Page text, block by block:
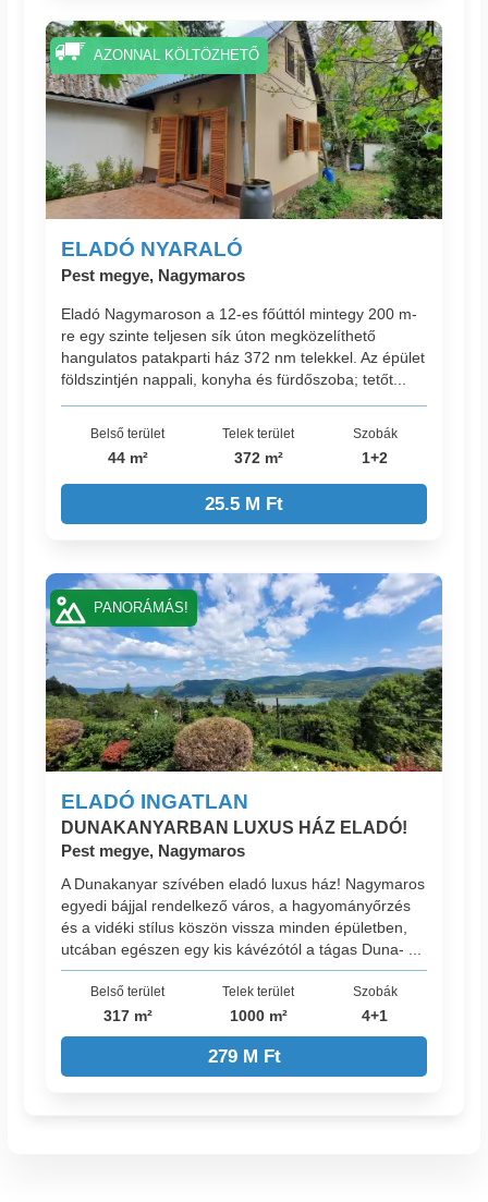
ELADÓ NYARALÓ
Pest megye, Nagymaros
Eladó Nagymaroson a 12-es főúttól mintegy 200 m-
re egy szinte teljesen sík úton megközelíthető
hangulatos patakparti ház 372 nm telekkel. Az épület
földszintjén nappali, konyha és fürdőszoba; tetőt...
Belső terület
44 m²
Telek terület
372 m²
Szobák
1+2
25.5 M Ft
AZONNAL KÖLTÖZHETŐ
ELADÓ INGATLAN
DUNAKANYARBAN LUXUS HÁZ ELADÓ!
Pest megye, Nagymaros
A Dunakanyar szívében eladó luxus ház! Nagymaros
egyedi bájjal rendelkező város, a hagyományőrzés
és a vidéki stílus köszön vissza minden épületben,
utcában egészen egy kis kávézótól a tágas Duna- ...
Belső terület
317 m²
Telek terület
1000 m²
Szobák
4+1
279 M Ft
PANORÁMÁS!